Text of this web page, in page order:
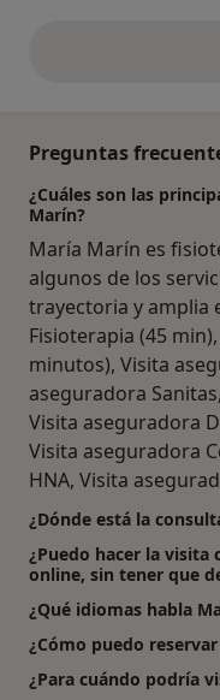
Preguntas
¿Cuáles son las
Marín?
María Marín es
algunos de los
trayectoria y amplia
Fisioterapia (45
minutos), Visita
aseguradora
Visita aseguradora
Visita aseguradora
HNA, Visita
¿Dónde está la
¿Puedo hacer la visita
online, sin tener que
¿Qué idiomas habla
¿Cómo puedo
¿Para cuándo podría